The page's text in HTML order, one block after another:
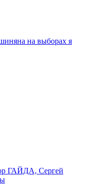
на выборах я
ГАЙДА, Сергей